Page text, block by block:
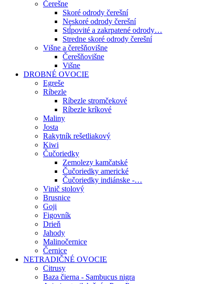
Čerešne
Skoré odrody čerešní
Neskoré odrody čerešní
Stĺpovité a zakrpatené odrody…
Stredne skoré odrody čerešní
Višne a čerešňovišne
Čerešňovišne
Višne
DROBNÉ OVOCIE
Egreše
Ríbezle
Ríbezle stromčekové
Ríbezle kríkové
Maliny
Josta
Rakytník rešetliakový
Kiwi
Čučoriedky
Zemolezy kamčatské
Čučoriedky americké
Čučoriedky indiánske -…
Vinič stolový
Brusnice
Goji
Figovník
Drieň
Jahody
Malinočernice
Černice
NETRADIČNÉ OVOCIE
Citrusy
Baza čierna - Sambucus nigra